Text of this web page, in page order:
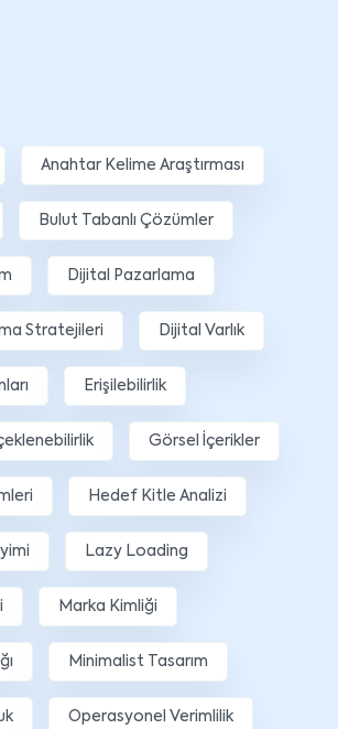
Anahtar Kelime Araştırması
Bulut Tabanlı Çözümler
Dijital Pazarlama
Stratejileri Dijital Varlık
Erişilebilirlik
Görsel İçerikler
Hedef Kitle Analizi
Lazy Loading
Marka Kimliği
Minimalist Tasarım
Operasyonel Verimlilik